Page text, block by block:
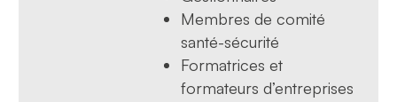
Membres de comité
santé-sécurité
Formatrices et
formateurs d’entreprises